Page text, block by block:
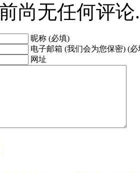
尚无任何评论.
昵称 (必填)
电子邮箱 (我们会为您保密) (必
网址